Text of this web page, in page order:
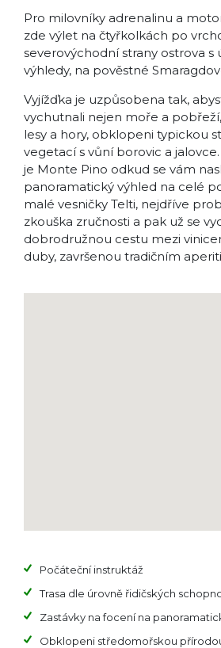
Pro milovníky adrenalinu a
zde výlet na čtyřkolkách po
severovýchodní strany ostrova s
výhledy, na pověstné
Vyjížďka je uzpůsobena tak,
vychutnali nejen moře a
lesy a hory, obklopeni typickou
vegetací s vůní borovic a
je Monte Pino odkud se vám
panoramatický výhled na celé
malé vesničky Telti, nejdříve
zkouška zručnosti a pak už se
dobrodružnou cestu mezi
duby, završenou tradičním
Počáteční instruktáž
Trasa dle úrovně řidičských
Zastávky na focení na
Obklopeni středomořskou